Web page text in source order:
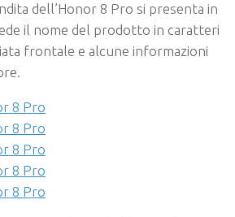
dell’Honor 8 Pro si presenta in
il nome del prodotto in caratteri
frontale e alcune informazioni